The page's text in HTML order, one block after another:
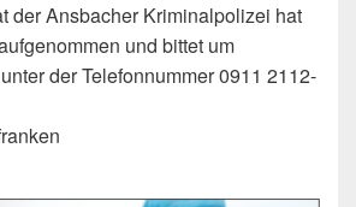
der Ansbacher Kriminalpolizei hat
und bittet um
der Telefonnummer 0911 2112-